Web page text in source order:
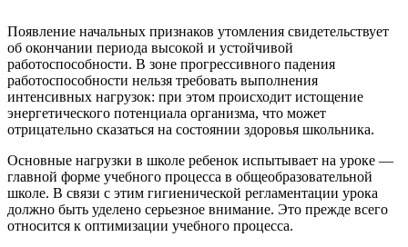
Появление начальных признаков утомления свидетельствует
об окончании периода высокой и устойчивой
работоспособности. В зоне прогрессивного падения
работоспособности нельзя требовать выполнения
интенсивных нагрузок: при этом происходит истощение
энергетического потенциала организма, что может
отрицательно сказаться на состоянии здоровья школьника.
Основные нагрузки в школе ребенок испытывает на уроке —
главной форме учебного процесса в общеобразовательной
школе. В связи с этим гигиенической регламентации урока
должно быть уделено серьезное внимание. Это прежде всего
относится к оптимизации учебного процесса.